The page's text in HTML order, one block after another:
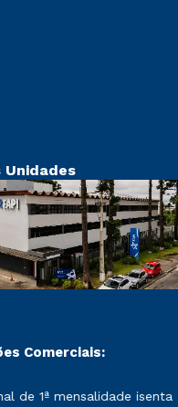
Unidades
Comerciais:
de rematrícula
de 1ª mensalidade